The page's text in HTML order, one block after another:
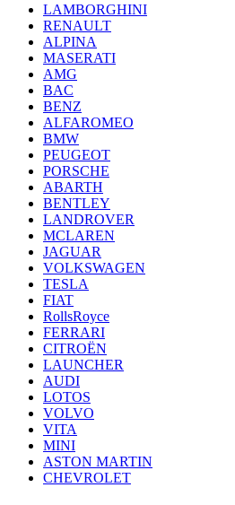
LAMBORGHINI
RENAULT
ALPINA
MASERATI
AMG
BAC
BENZ
ALFAROMEO
BMW
PEUGEOT
PORSCHE
ABARTH
BENTLEY
LANDROVER
MCLAREN
JAGUAR
VOLKSWAGEN
TESLA
FIAT
RollsRoyce
FERRARI
CITROËN
LAUNCHER
AUDI
LOTOS
VOLVO
VITA
MINI
ASTON MARTIN
CHEVROLET